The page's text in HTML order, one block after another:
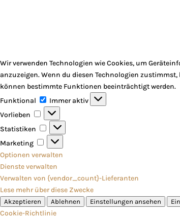
Wir verwenden Technologien wie Cookies, um
anzuzeigen. Wenn du diesen Technologien
können bestimmte Funktionen beeinträchtigt werden.
Funktional
Funktional
Immer aktiv
Vorlieben
Vorlieben
Statistiken
Statistiken
Marketing
Marketing
Optionen verwalten
Dienste verwalten
Verwalten von {vendor_count}-Lieferanten
Lese mehr über diese Zwecke
Akzeptieren Ablehnen Einstellungen ansehen
Cookie-Richtlinie